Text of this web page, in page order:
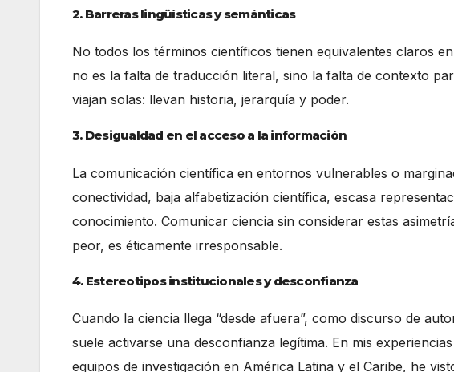
2. Barreras lingüísticas y semánticas
No todos los términos científicos tienen equivalentes claros
no es la falta de traducción literal, sino la falta de contexto
viajan solas: llevan historia, jerarquía y poder.
3. Desigualdad en el acceso a la información
La comunicación científica en entornos vulnerables o
conectividad, baja alfabetización científica, escasa
conocimiento. Comunicar ciencia sin considerar estas
peor, es éticamente irresponsable.
4. Estereotipos institucionales y desconfianza
Cuando la ciencia llega “desde afuera”, como discurso de
suele activarse una desconfianza legítima. En mis
equipos de investigación en América Latina y el Caribe, he